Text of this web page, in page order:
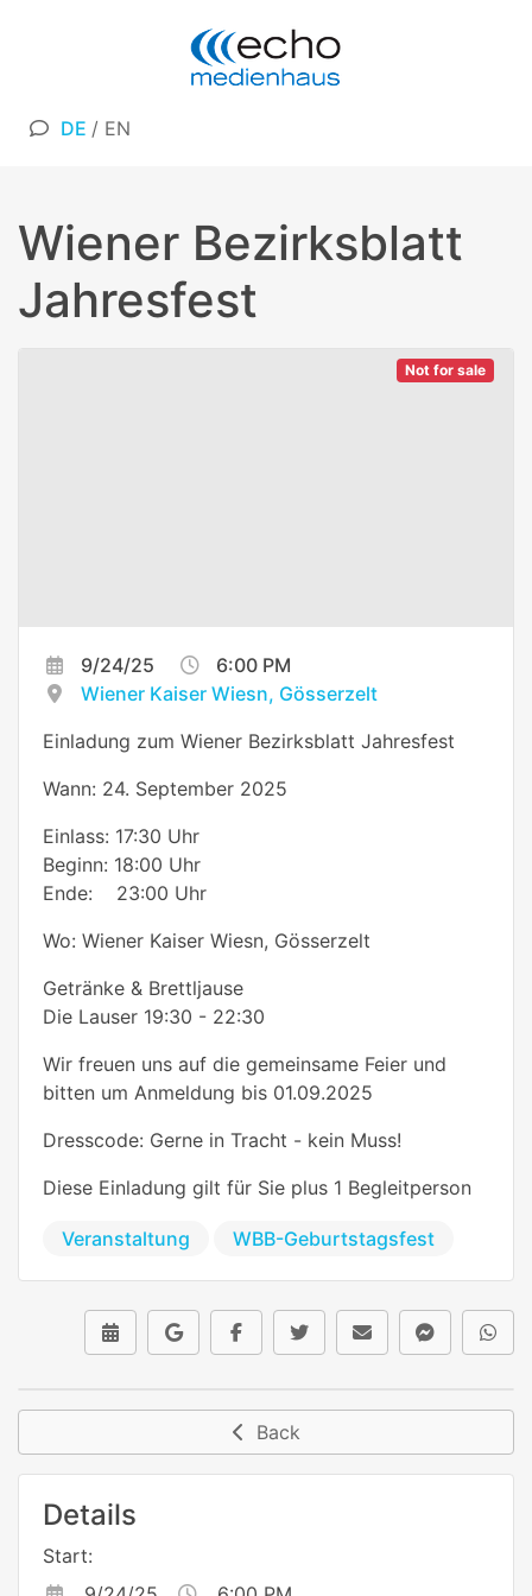
DE / EN
Wiener Bezirksblatt
Jahresfest
Not for sale
9/24/25
6:00 PM
Wiener Kaiser Wiesn, Gösserzelt
Einladung zum Wiener Bezirksblatt Jahresfest
Wann: 24. September 2025
Einlass: 17:30 Uhr
Beginn: 18:00 Uhr
Ende: 23:00 Uhr
Wo: Wiener Kaiser Wiesn, Gösserzelt
Getränke & Brettljause
Die Lauser 19:30 - 22:30
Wir freuen uns auf die gemeinsame Feier und
bitten um Anmeldung bis 01.09.2025
Dresscode: Gerne in Tracht - kein Muss!
Diese Einladung gilt für Sie plus 1 Begleitperson
Veranstaltung WBB-Geburtstagsfest
Back
Details
Start: